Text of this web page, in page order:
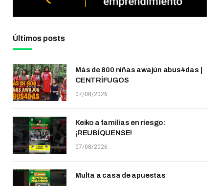
Últimos posts
Más de 800 niñas awajún abus4das |
CENTRÍFUGOS
07/08/2026
Keiko a familias en riesgo:
¡REUBÍQUENSE!
07/08/2026
Multa a casa de apuestas